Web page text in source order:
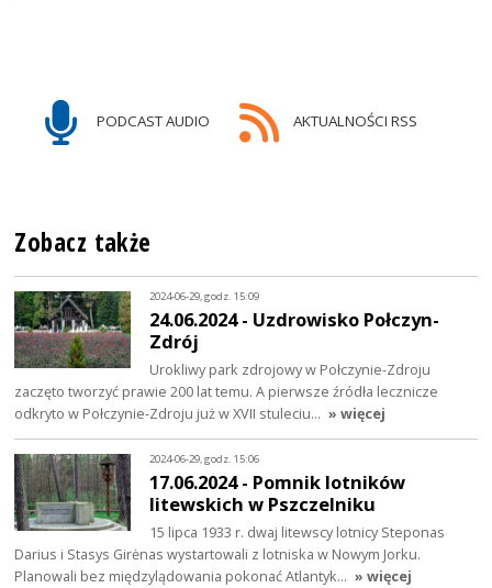
PODCAST AUDIO AKTUALNOŚCI RSS
Zobacz także
2024-06-29, godz. 15:09
24.06.2024 - Uzdrowisko Połczyn-
Zdrój
Urokliwy park zdrojowy w Połczynie-Zdroju
zaczęto tworzyć prawie 200 lat temu. A pierwsze źródła lecznicze
odkryto w Połczynie-Zdroju już w XVII stuleciu… » więcej
2024-06-29, godz. 15:06
17.06.2024 - Pomnik lotników
litewskich w Pszczelniku
15 lipca 1933 r. dwaj litewscy lotnicy Steponas
Darius i Stasys Girėnas wystartowali z lotniska w Nowym Jorku.
Planowali bez międzylądowania pokonać Atlantyk… » więcej